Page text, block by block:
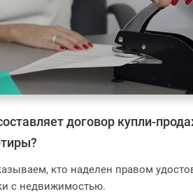
договор купли-
кто наделен правом
с недвижимостью.